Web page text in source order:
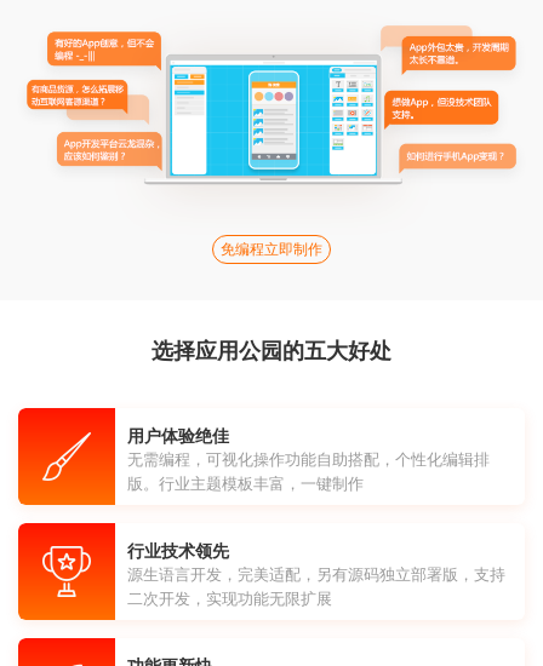
免编程立即制作
选择应用公园的五大好处
用户体验绝佳
无需编程，可视化操作功能自助搭配，个性化编辑排
版。行业主题模板丰富，一键制作
行业技术领先
源生语言开发，完美适配，另有源码独立部署版，支持
二次开发，实现功能无限扩展